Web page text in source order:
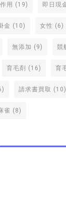
用 (19) 即日現
金 (10) 女性 (6)
無添加 (9) 競
育毛剤 (16) 育
請求書買取 (10)
雀 (8)